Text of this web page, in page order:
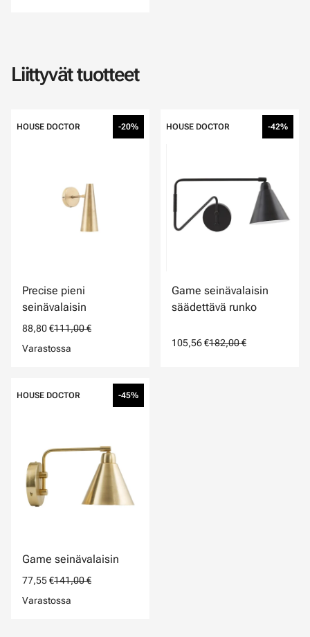
Liittyvät tuotteet
HOUSE DOCTOR -20%
Precise pieni
seinävalaisin
88,80 €111,00 €
Varastossa
HOUSE DOCTOR -42%
Game seinävalaisin
säädettävä runko
105,56 €182,00 €
HOUSE DOCTOR -45%
Game seinävalaisin
77,55 €141,00 €
Varastossa